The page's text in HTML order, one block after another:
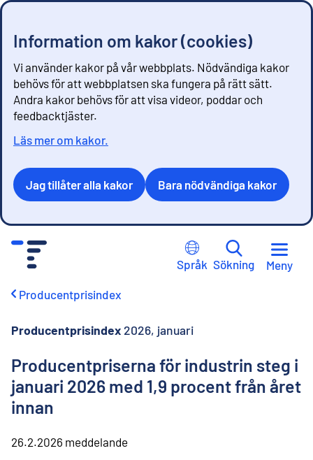
Information om kakor (cookies)
Vi använder kakor på vår webbplats. Nödvändiga kakor
behövs för att webbplatsen ska fungera på rätt sätt.
Andra kakor behövs för att visa videor, poddar och
feedbacktjäster.
Läs mer om kakor.
Jag tillåter alla kakor Bara nödvändiga kakor
Språk Sökning Meny
Producentprisindex
Producentprisindex 2026, januari
Producentpriserna för industrin steg i
januari 2026 med 1,9 procent från året
innan
26.2.2026 meddelande